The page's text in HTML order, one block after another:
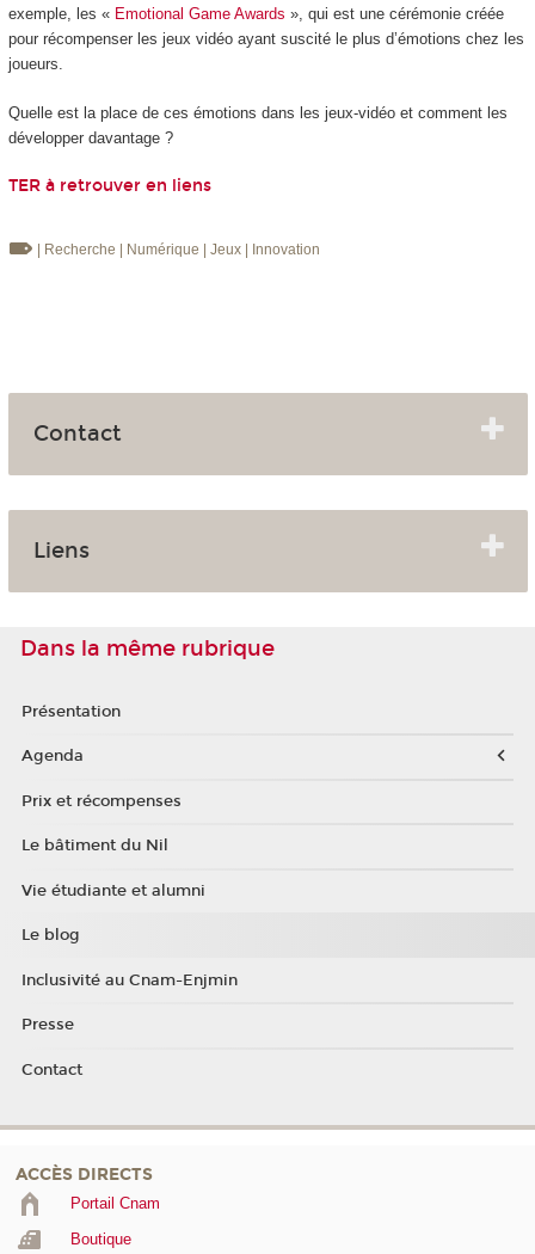
exemple, les « Emotional Game Awards », qui est une cérémonie créée
pour récompenser les jeux vidéo ayant suscité le plus d’émotions chez les
joueurs.
Quelle est la place de ces émotions dans les jeux-vidéo et comment les
développer davantage ?
TER à retrouver en liens
| Recherche | Numérique | Jeux | Innovation
Contact
Liens
Dans la même rubrique
Présentation
Agenda
Prix et récompenses
Le bâtiment du Nil
Vie étudiante et alumni
Le blog
Inclusivité au Cnam-Enjmin
Presse
Contact
ACCÈS DIRECTS
Portail Cnam
Boutique